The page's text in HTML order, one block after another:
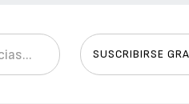
SUSCRIBIRSE